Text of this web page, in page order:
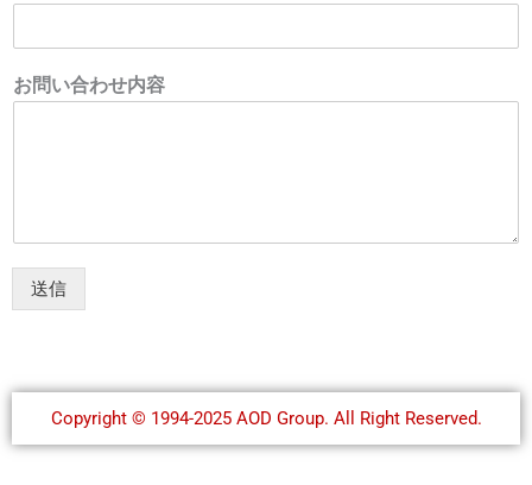
お問い合わせ内容
送信
Copyright © 1994-2025 AOD Group. All Right Reserved.